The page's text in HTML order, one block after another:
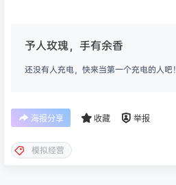
予人玫瑰，手有余香
还没有人充电，快来当第一个充电的人吧！
海报分享 收藏 举报
模拟经营